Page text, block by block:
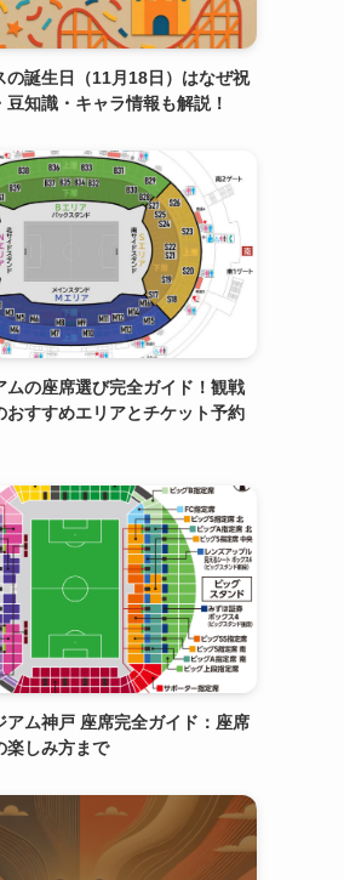
の誕生日（11月18日）はなぜ祝
豆知識・キャラ情報も解説！
ムの座席選び完全ガイド！観戦
おすすめエリアとチケット予約
アム神戸 座席完全ガイド：座席
楽しみ方まで